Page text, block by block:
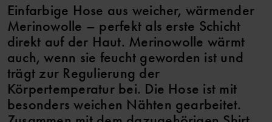
Einfarbige Hose aus weicher, wärmender
Merinowolle – perfekt als erste Schicht
direkt auf der Haut. Merinowolle wärmt
auch, wenn sie feucht geworden ist und
trägt zur Regulierung der
Körpertemperatur bei. Die Hose ist mit
besonders weichen Nähten gearbeitet.